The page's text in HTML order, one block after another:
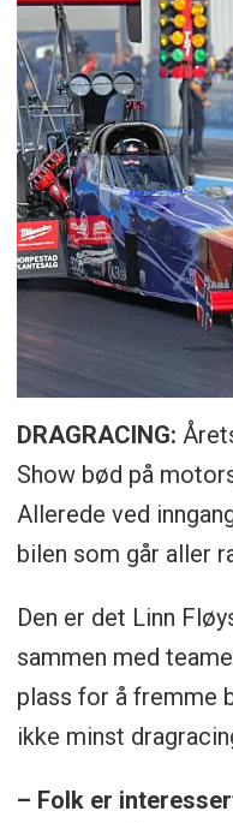
DRAGRACING:
Show bød på
Allerede ved
bilen som går aller
Den er det Linn
sammen med
plass for å fremme
ikke minst
– Folk er